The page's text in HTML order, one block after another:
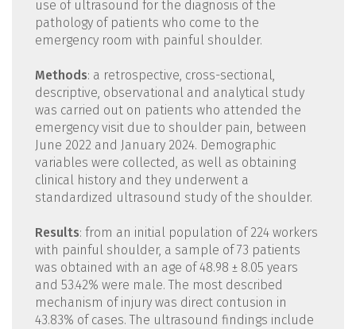
use of ultrasound for the diagnosis of the
pathology of patients who come to the
emergency room with painful shoulder.
Methods: a retrospective, cross-sectional,
descriptive, observational and analytical study
was carried out on patients who attended the
emergency visit due to shoulder pain, between
June 2022 and January 2024. Demographic
variables were collected, as well as obtaining
clinical history and they underwent a
standardized ultrasound study of the shoulder.
Results: from an initial population of 224 workers
with painful shoulder, a sample of 73 patients
was obtained with an age of 48.98 ± 8.05 years
and 53.42% were male. The most described
mechanism of injury was direct contusion in
43.83% of cases. The ultrasound findings include